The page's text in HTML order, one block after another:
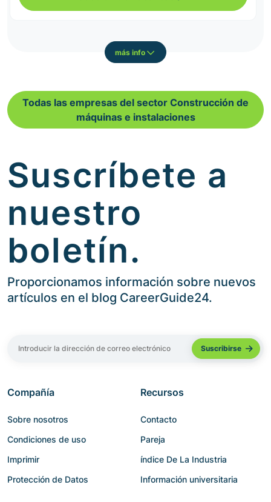
más info
Todas las empresas del sector Construcción de
máquinas e instalaciones
Suscríbete a
nuestro
boletín.
Proporcionamos información sobre nuevos
artículos en el blog CareerGuide24.
Compañía
Sobre nosotros
Condiciones de uso
Imprimir
Protección de Datos
Recursos
Contacto
Pareja
índice De La Industria
Información universitaria